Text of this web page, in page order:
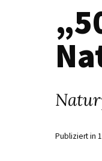
Publiziert in